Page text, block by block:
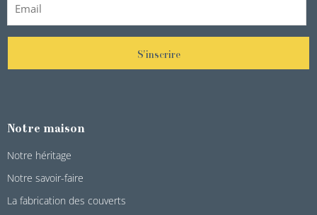
S'inscrire
Notre maison
Notre héritage
Notre savoir-faire
La fabrication des couverts